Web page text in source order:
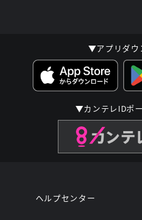
▼アプリダウ
▼カンテレIDポ
ヘルプセンター